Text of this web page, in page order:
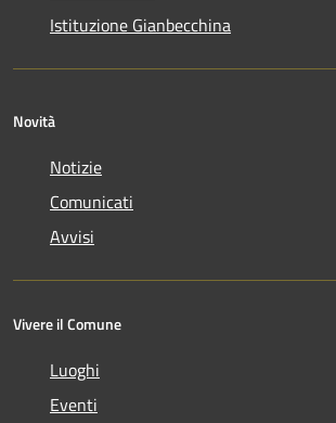
Istituzione Gianbecchina
Novità
Notizie
Comunicati
Avvisi
Vivere il Comune
Luoghi
Eventi